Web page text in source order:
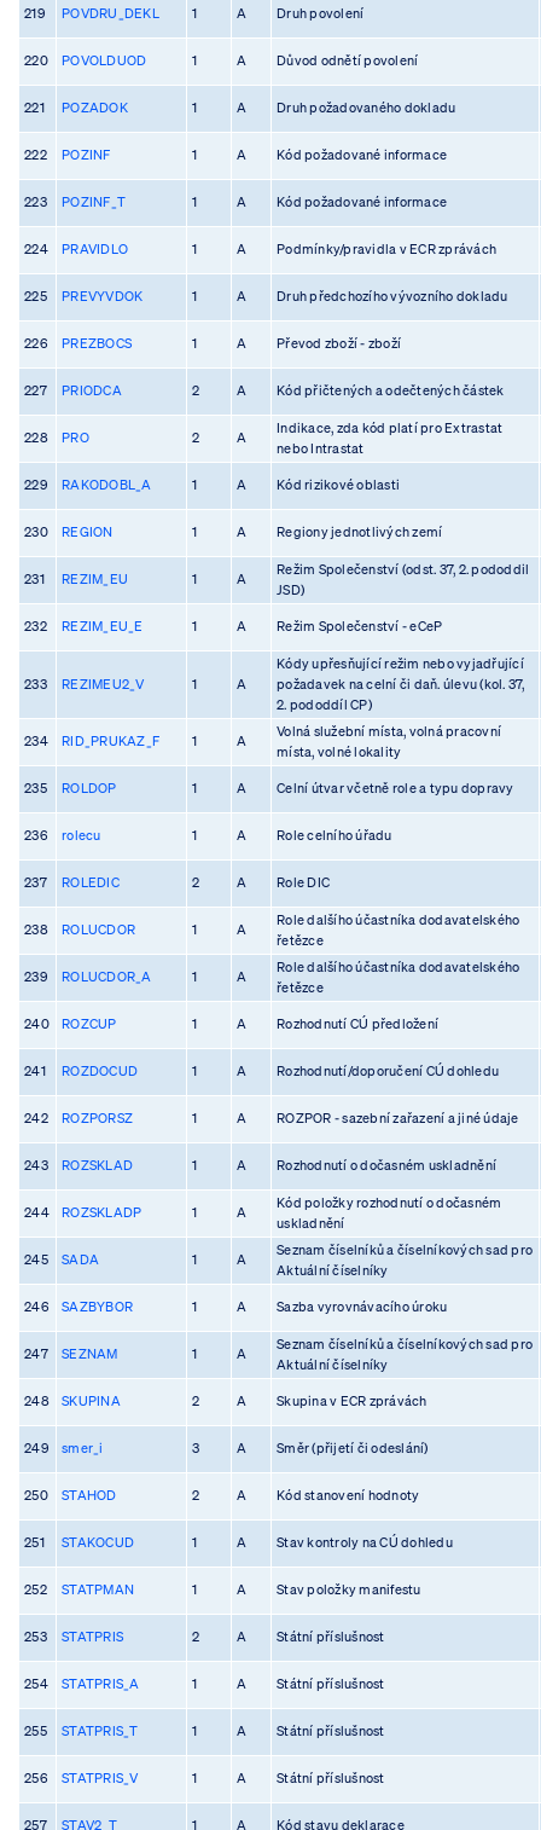
219 POVDRU_DEKL 1 A Druh povolení
220 POVOLDUOD 1 A Důvod odnětí povolení
221 POZADOK 1 A Druh požadovaného dokladu
222 POZINF 1 A Kód požadované informace
223 POZINF_T 1 A Kód požadované informace
224 PRAVIDLO 1 A Podmínky/pravidla v ECR zprávách
225 PREVYVDOK 1 A Druh předchozího vývozního dokladu
226 PREZBOCS 1 A Převod zboží - zboží
227 PRIODCA 2 A Kód přičtených a odečtených částek
228 PRO 2 A
Indikace, zda kód platí pro Extrastat
nebo Intrastat
229 RAKODOBL_A 1 A Kód rizikové oblasti
230 REGION 1 A Regiony jednotlivých zemí
231 REZIM_EU 1 A
Režim Společenství (odst. 37, 2. pododdil
JSD)
232 REZIM_EU_E 1 A Režim Společenství - eCeP
233 REZIMEU2_V 1 A
Kódy upřesňující režim nebo vyjadřující
požadavek na celní či daň. úlevu (kol. 37,
2. pododdíl CP)
234 RID_PRUKAZ_F 1 A
Volná služební místa, volná pracovní
místa, volné lokality
235 ROLDOP 1 A Celní útvar včetně role a typu dopravy
236 rolecu 1 A Role celního úřadu
237 ROLEDIC 2 A Role DIC
238 ROLUCDOR 1 A
Role dalšího účastníka dodavatelského
řetězce
239 ROLUCDOR_A 1 A
Role dalšího účastníka dodavatelského
řetězce
240 ROZCUP 1 A Rozhodnutí CÚ předložení
241 ROZDOCUD 1 A Rozhodnutí/doporučení CÚ dohledu
242 ROZPORSZ 1 A ROZPOR - sazební zařazení a jiné údaje
243 ROZSKLAD 1 A Rozhodnutí o dočasném uskladnění
244 ROZSKLADP 1 A
Kód položky rozhodnutí o dočasném
uskladnění
245 SADA 1 A
Seznam číselníků a číselníkových sad pro
Aktuální číselníky
246 SAZBYBOR 1 A Sazba vyrovnávacího úroku
247 SEZNAM 1 A
Seznam číselníků a číselníkových sad pro
Aktuální číselníky
248 SKUPINA 2 A Skupina v ECR zprávách
249 smer_i 3 A Směr (přijetí či odeslání)
250 STAHOD 2 A Kód stanovení hodnoty
251 STAKOCUD 1 A Stav kontroly na CÚ dohledu
252 STATPMAN 1 A Stav položky manifestu
253 STATPRIS 2 A Státní příslušnost
254 STATPRIS_A 1 A Státní příslušnost
255 STATPRIS_T 1 A Státní příslušnost
256 STATPRIS_V 1 A Státní příslušnost
257 STAV2_T 1 A Kód stavu deklarace